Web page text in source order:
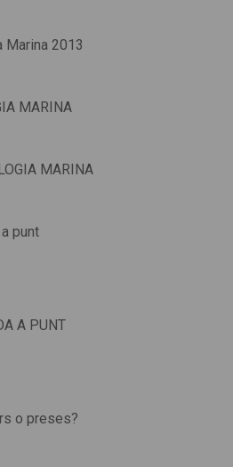
Marina 2013
MARINA
MARINA
punt
A PUNT
o preses?